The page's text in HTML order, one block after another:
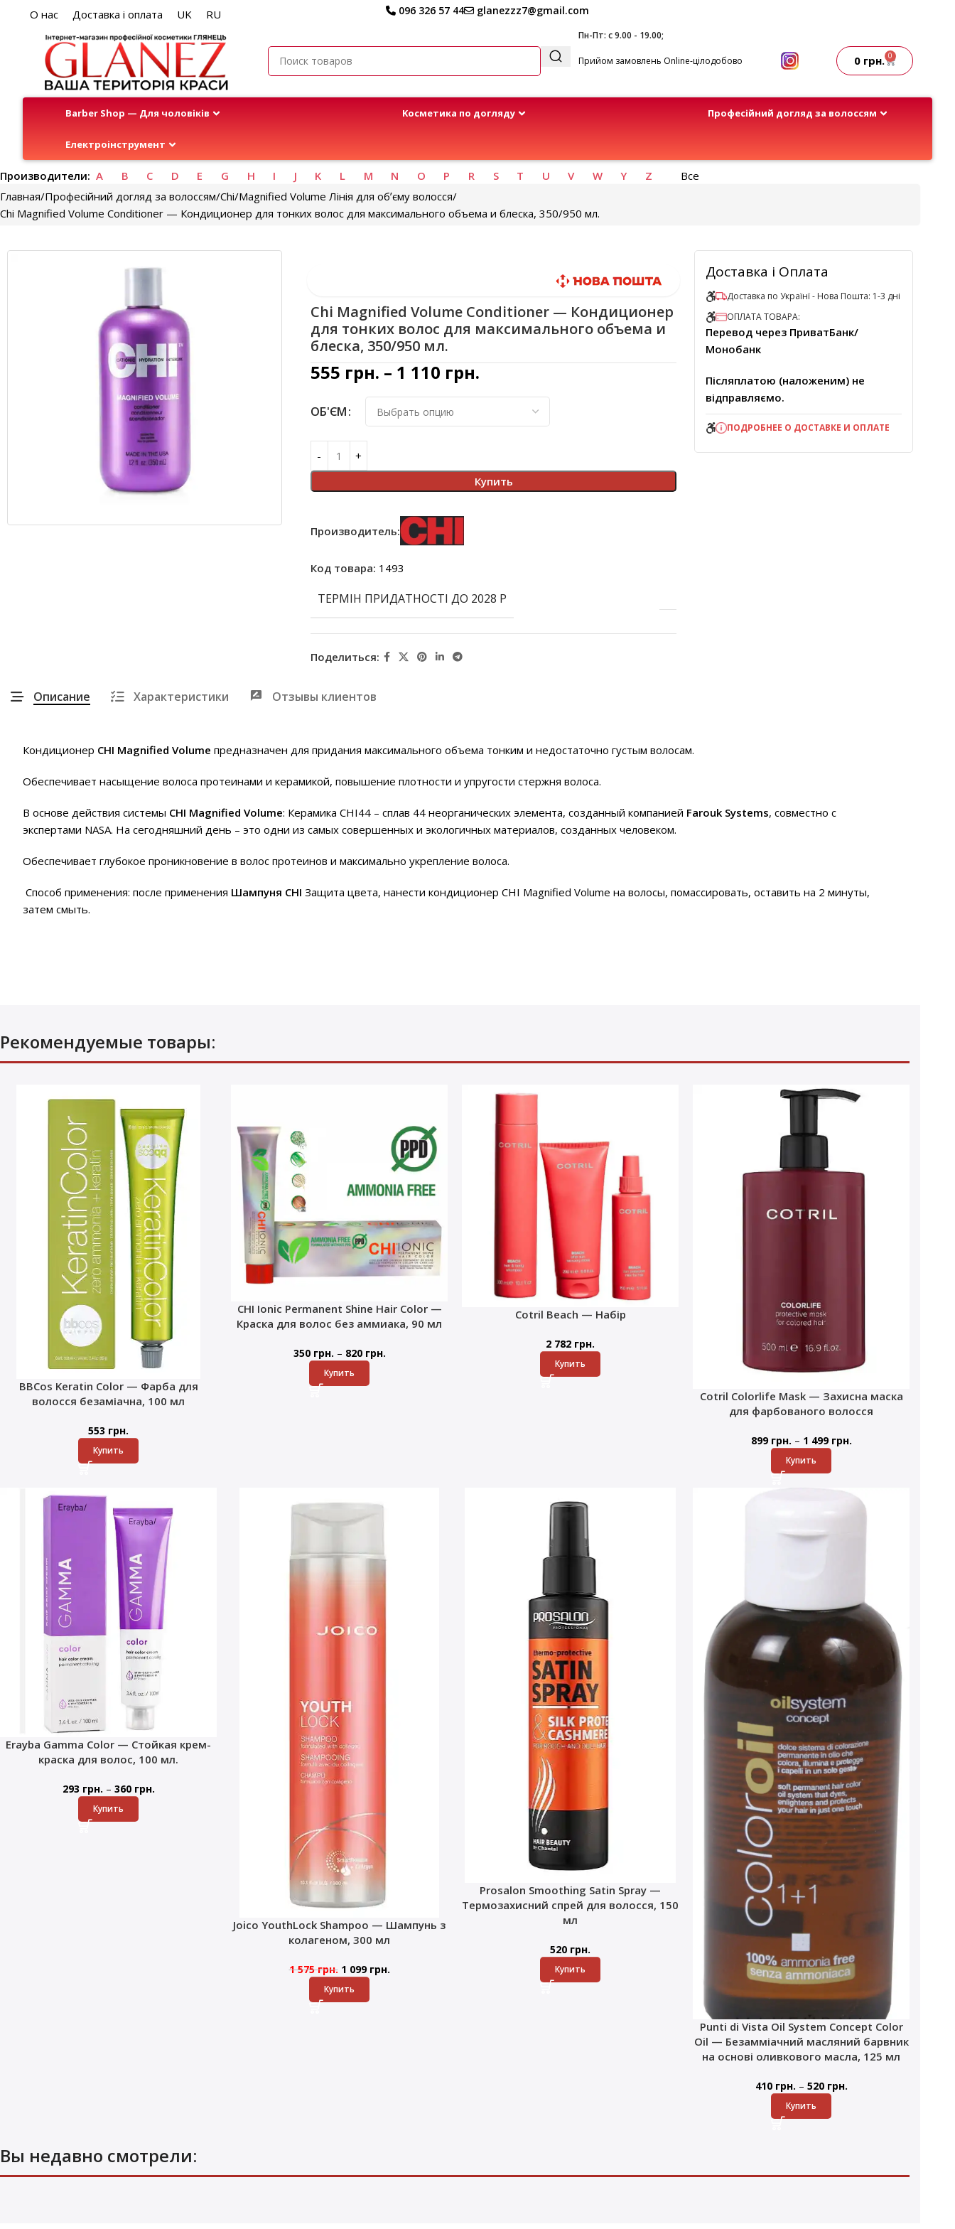
О нас Доставка і оплата UK RU 096 326 57 44 glanezzz7@gmail.com
Пн-Пт: с 9.00 - 19.00;
Прийом замовлень Online-цілодобово 0 грн. 0
Barber Shop — Для чоловіків Kосметика по догляду Професійний догляд за волоссям
Електроінструмент
Производители: A B C D E G H I J K L M N O P R S T U V W Y Z
Все
Главная Професійний догляд за волоссям Chi Magnified Volume Лінія для обʼєму волосся
Chi Magnified Volume Conditioner — Кондиционер для тонких волос для максимального объема и блеска, 350/950 мл.
Chi Magnified Volume Conditioner — Кондиционер
для тонких волос для максимального объема и
блеска, 350/950 мл.
555 грн. – 1 110 грн.
ОБ'ЄМ
Купить
Производитель:
Код товара: 1493
ТЕРМІН ПРИДАТНОСТІ ДО 2028 Р
Поделиться:
Доставка і Оплата
Доставка по Українї - Нова Пошта: 1-3 дні
ОПЛАТА ТОВАРА:
Перевод через ПриватБанк/
Монобанк
Післяплатою (наложеним) не
відправляємо.
ПОДРОБНЕЕ О ДОСТАВКЕ И ОПЛАТЕ
Описание Характеристики Отзывы клиентов
Кондиционер CHI Magnified Volume предназначен для придания максимального объема тонким и недостаточно густым волосам.
Обеспечивает насыщение волоса протеинами и керамикой, повышение плотности и упругости стержня волоса.
В основе действия системы CHI Magnified Volume: Керамика CHI44 – сплав 44 неорганических элемента, созданный компанией Farouk Systems, совместно с
экспертами NASA. На сегодняшний день – это одни из самых совершенных и экологичных материалов, созданных человеком.
Обеспечивает глубокое проникновение в волос протеинов и максимально укрепление волоса.
Способ применения: после применения Шампуня CHI Защита цвета, нанести кондиционер CHI Magnified Volume на волосы, помассировать, оставить на 2 минуты,
затем смыть.
Рекомендуемые товары:
BBCos Keratin Color — Фарба для
волосся безаміачна, 100 мл
553 грн.
Купить
CHI Ionic Permanent Shine Hair Color —
Краска для волос без аммиака, 90 мл
350 грн. – 820 грн.
Купить
Cotril Beach — Набір
2 782 грн.
Купить
Cotril Colorlife Mask — Захисна маска
для фарбованого волосся
899 грн. – 1 499 грн.
Купить
Erayba Gamma Color — Стойкая крем-
краска для волос, 100 мл.
293 грн. – 360 грн.
Купить
Joico YouthLock Shampoo — Шампунь з
колагеном, 300 мл
1 575грн. 1 099 грн.
Купить
Prosalon Smoothing Satin Spray —
Термозахисний спрей для волосся, 150
мл
520 грн.
Купить
Punti di Vista Oil System Concept Color
Oil — Безамміачний масляний барвник
на основі оливкового масла, 125 мл
410 грн. – 520 грн.
Купить
Вы недавно смотрели: